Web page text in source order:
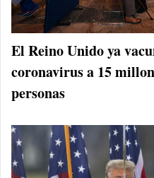
El Reino Unido ya
coronavirus a 15
personas